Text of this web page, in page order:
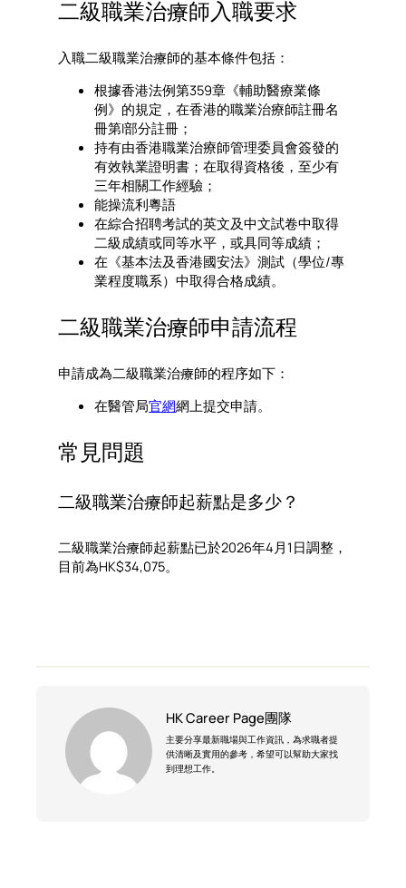
二級職業治療師入職要求
入職二級職業治療師的基本條件包括：
根據香港法例第359章《輔助醫療業條
例》的規定，在香港的職業治療師註冊名
冊第I部分註冊；
持有由香港職業治療師管理委員會簽發的
有效執業證明書；在取得資格後，至少有
三年相關工作經驗；
能操流利粵語
在綜合招聘考試的英文及中文試卷中取得
二級成績或同等水平，或具同等成績；
在《基本法及香港國安法》測試（學位/專
業程度職系）中取得合格成績。
二級職業治療師申請流程
申請成為二級職業治療師的程序如下：
在醫管局官網網上提交申請。
常見問題
二級職業治療師起薪點是多少？
二級職業治療師起薪點已於2026年4月1日調整，
目前為HK$34,075。
HK Career Page團隊
主要分享最新職場與工作資訊，為求職者提
供清晰及實用的參考，希望可以幫助大家找
到理想工作。